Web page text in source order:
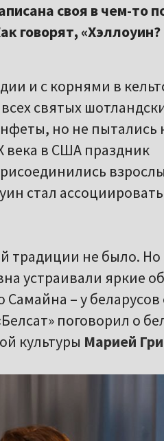
своя в чем-то
говорят,
и с корнями в
святых
но не пытались
века в США праздник
стал
традиции не было. Но
устраивали яркие
Самайна – у беларусов
поговорил о
культуры Марией